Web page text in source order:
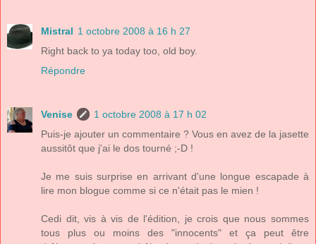
Mistral 1 octobre 2008 à 16 h 27
Right back to ya today too, old boy.
Répondre
Venise
1 octobre 2008 à 17 h 02
Puis-je ajouter un commentaire ? Vous en avez de la jasette
aussitôt que j'ai le dos tourné ;-D !
Je me suis surprise en arrivant d'une longue escapade à
lire mon blogue comme si ce n'était pas le mien !
Cedi dit, vis à vis de l'édition, je crois que nous sommes
tous plus ou moins des "innocents" et ça peut être